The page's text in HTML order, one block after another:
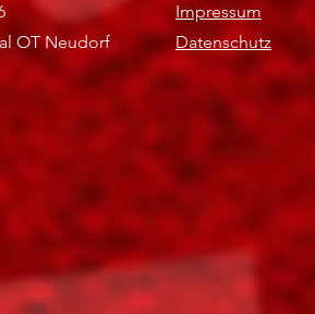
OT Neudorf
Impressum
Datenschutz